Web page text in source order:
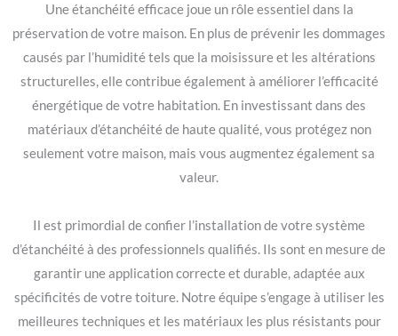
Une étanchéité efficace joue un rôle essentiel dans la
préservation de votre maison. En plus de prévenir les dommages
causés par l’humidité tels que la moisissure et les altérations
structurelles, elle contribue également à améliorer l’efficacité
énergétique de votre habitation. En investissant dans des
matériaux d’étanchéité de haute qualité, vous protégez non
seulement votre maison, mais vous augmentez également sa
valeur.
Il est primordial de confier l’installation de votre système
d’étanchéité à des professionnels qualifiés. Ils sont en mesure de
garantir une application correcte et durable, adaptée aux
spécificités de votre toiture. Notre équipe s’engage à utiliser les
meilleures techniques et les matériaux les plus résistants pour